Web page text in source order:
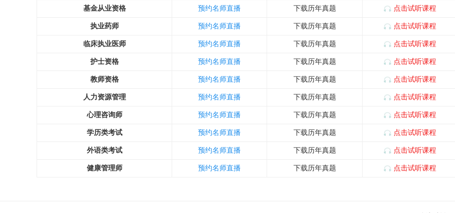
基金从业资格 预约名师直播 下载历年真题 点击试听课程
执业药师 预约名师直播 下载历年真题 点击试听课程
临床执业医师 预约名师直播 下载历年真题 点击试听课程
护士资格 预约名师直播 下载历年真题 点击试听课程
教师资格 预约名师直播 下载历年真题 点击试听课程
人力资源管理 预约名师直播 下载历年真题 点击试听课程
心理咨询师 预约名师直播 下载历年真题 点击试听课程
学历类考试 预约名师直播 下载历年真题 点击试听课程
外语类考试 预约名师直播 下载历年真题 点击试听课程
健康管理师 预约名师直播 下载历年真题 点击试听课程